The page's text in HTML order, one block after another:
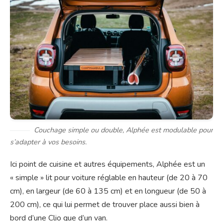
Couchage simple ou double, Alphée est modulable pour
s’adapter à vos besoins.
Ici point de cuisine et autres équipements, Alphée est un
« simple » lit pour voiture réglable en hauteur (de 20 à 70
cm), en largeur (de 60 à 135 cm) et en longueur (de 50 à
200 cm), ce qui lui permet de trouver place aussi bien à
bord d’une Clio que d’un van.